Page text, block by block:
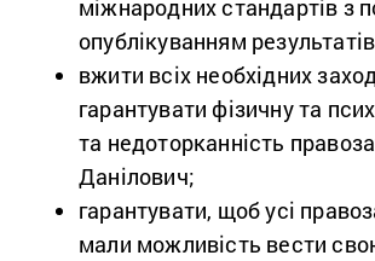
міжнародних стандартів з
опублікуванням
вжити всіх необхідних
гарантувати фізичну та
та недоторканність
Данілович;
гарантувати, щоб усі
мали можливість вести